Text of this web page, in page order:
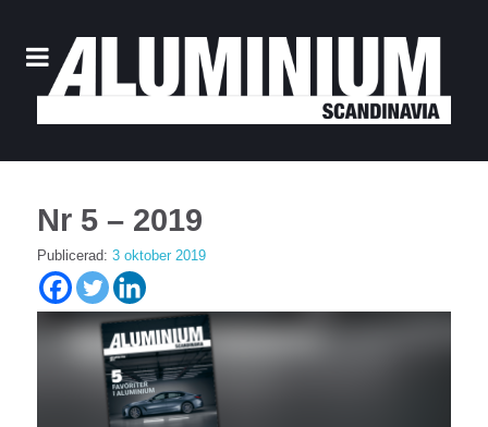
Nr 5 – 2019
Publicerad: 3 oktober 2019